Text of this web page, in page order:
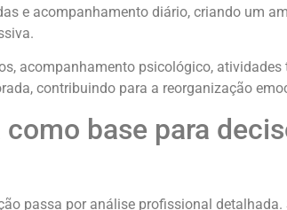
e acompanhamento diário, criando um
acompanhamento psicológico, atividades
contribuindo para a reorganização
base para
passa por análise profissional